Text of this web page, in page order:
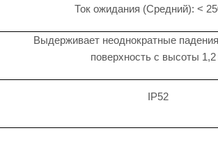
Ток ожидания (Средний): <
Выдерживает неоднократные
поверхность с высоты
IP52